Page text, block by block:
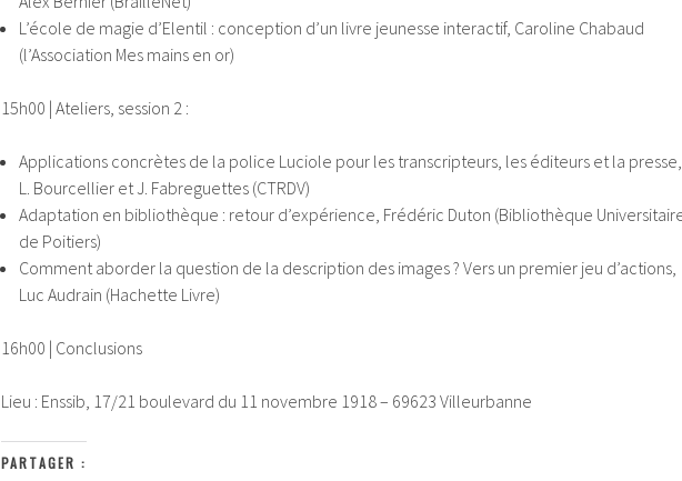
L’école de magie d’Elentil : conception d’un livre jeunesse interactif, Caroline Chabaud
(l’Association Mes mains en or)
15h00 | Ateliers, session 2 :
Applications concrètes de la police Luciole pour les transcripteurs, les éditeurs et la presse,
L. Bourcellier et J. Fabreguettes (CTRDV)
Adaptation en bibliothèque : retour d’expérience, Frédéric Duton (Bibliothèque
de Poitiers)
Comment aborder la question de la description des images ? Vers un premier jeu d’actions,
Luc Audrain (Hachette Livre)
16h00 | Conclusions
Lieu : Enssib, 17/21 boulevard du 11 novembre 1918 – 69623 Villeurbanne
PARTAGER :